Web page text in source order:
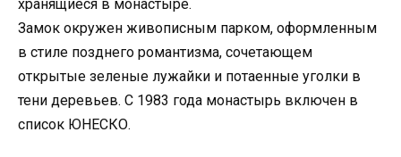
хранящиеся в монастыре.
Замок окружен живописным парком, оформленным
в стиле позднего романтизма, сочетающем
открытые зеленые лужайки и потаенные уголки в
тени деревьев. С 1983 года монастырь включен в
список ЮНЕСКО.